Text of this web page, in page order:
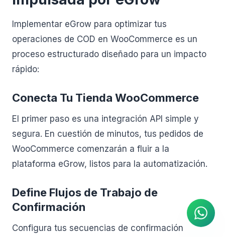
Implementar eGrow para optimizar tus
operaciones de COD en WooCommerce es un
proceso estructurado diseñado para un impacto
rápido:
Conecta Tu Tienda WooCommerce
El primer paso es una integración API simple y
segura. En cuestión de minutos, tus pedidos de
WooCommerce comenzarán a fluir a la
plataforma eGrow, listos para la automatización.
Define Flujos de Trabajo de
Confirmación
Configura tus secuencias de confirmación
WhatsApp